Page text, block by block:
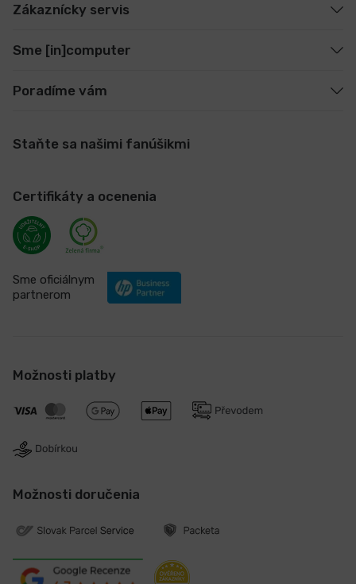
Zákaznícky servis
Sme [in]computer
Poradíme vám
Staňte sa našimi fanúšikmi
Certifikáty a ocenenia
Sme oficiálnym
partnerom
Možnosti platby
Možnosti doručenia